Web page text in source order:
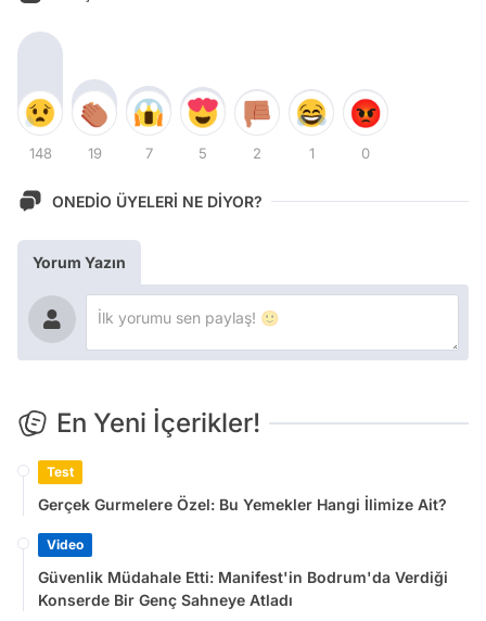
148 19 7 5 2 1 0
ONEDİO ÜYELERİ NE DİYOR?
Yorum Yazın
En Yeni İçerikler!
Test
Gerçek Gurmelere Özel: Bu Yemekler Hangi İlimize Ait?
Video
Güvenlik Müdahale Etti: Manifest'in Bodrum'da Verdiği
Konserde Bir Genç Sahneye Atladı